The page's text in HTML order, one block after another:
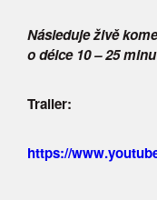
Následuje živě
o délce 10 – 25
Trailer:
https://